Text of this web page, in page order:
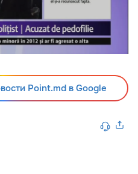
Point.md в Google